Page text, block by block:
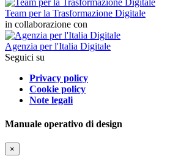
Team per la Trasformazione Digitale
in collaborazione con
Agenzia per l'Italia Digitale
Seguici su
Privacy policy
Cookie policy
Note legali
Manuale operativo di design
×